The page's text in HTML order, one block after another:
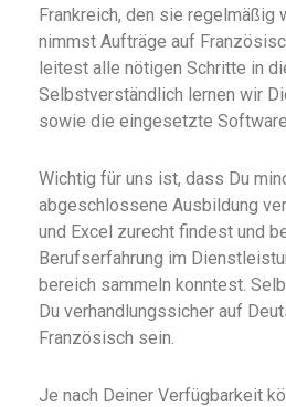
Frankreich, den sie regelmäßig
nimmst Aufträge auf
leitest alle nötigen Schritte in
Selbstverständlich lernen wir
sowie die eingesetzte
Wichtig für uns ist, dass Du
abgeschlossene Ausbildung
und Excel zurecht findest und
Berufs­erfahrung im
bereich sammeln konntest.
Du verhandlungssicher auf
Französisch sein.
Je nach Deiner Verfügbarkeit